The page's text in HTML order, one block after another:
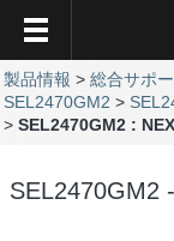
製品情報 総合サポー
SEL2470GM2
SEL2470GM2 :
SEL2470GM2